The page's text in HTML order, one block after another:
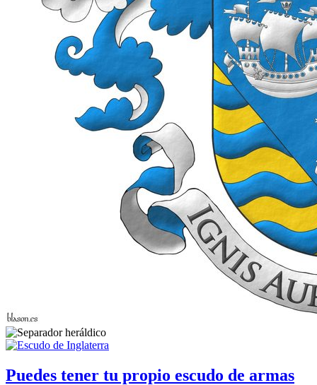
Puedes tener tu propio escudo de armas